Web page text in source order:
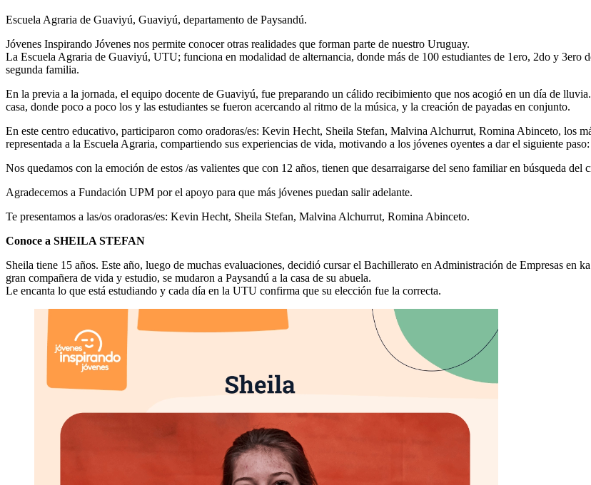
Escuela Agraria de Guaviyú, Guaviyú, departamento de Paysandú.
Jóvenes Inspirando Jóvenes nos permite conocer otras realidades que forman parte de nuestro Uruguay.
La Escuela Agraria de Guaviyú, UTU; funciona en modalidad de alternancia, donde más de 100 estudiantes de 1ero, 2do y 3ero
segunda familia.
En la previa a la jornada, el equipo docente de Guaviyú, fue preparando un cálido recibimiento que nos acogió en un día de
casa, donde poco a poco los y las estudiantes se fueron acercando al ritmo de la música, y la creación de payadas en conjunto.
En este centro educativo, participaron como oradoras/es: Kevin Hecht, Sheila Stefan, Malvina Alchurrut, Romina Abinceto, los
representada a la Escuela Agraria, compartiendo sus experiencias de vida, motivando a los jóvenes oyentes a dar el siguiente
Nos quedamos con la emoción de estos /as valientes que con 12 años, tienen que desarraigarse del seno familiar en búsqueda del
Agradecemos a Fundación UPM por el apoyo para que más jóvenes puedan salir adelante.
Te presentamos a las/os oradoras/es: Kevin Hecht, Sheila Stefan, Malvina Alchurrut, Romina Abinceto.
Conoce a SHEILA STEFAN
Sheila tiene 15 años. Este año, luego de muchas evaluaciones, decidió cursar el Bachillerato en Administración de Empresas en
gran compañera de vida y estudio, se mudaron a Paysandú a la casa de su abuela.
Le encanta lo que está estudiando y cada día en la UTU confirma que su elección fue la correcta.